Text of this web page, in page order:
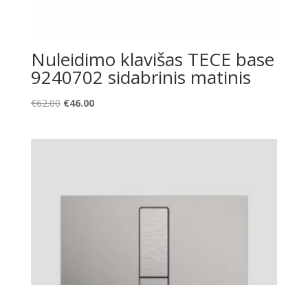
Nuleidimo klavišas TECE base
9240702 sidabrinis matinis
€62.00 Original
€46.00Current